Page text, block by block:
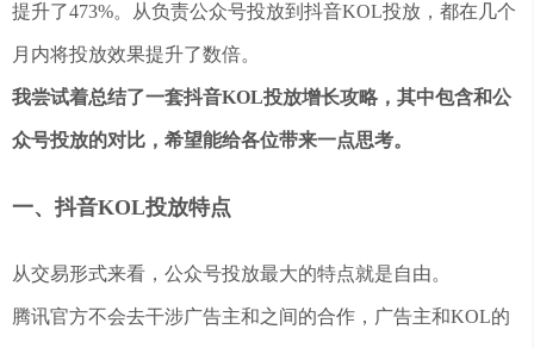
提升了473%。从负责公众号投放到抖音KOL投放，都在几个
月内将投放效果提升了数倍。
我尝试着总结了一套抖音KOL投放增长攻略，其中包含和公
众号投放的对比，希望能给各位带来一点思考。
一、抖音KOL投放特点
从交易形式来看，公众号投放最大的特点就是自由。
腾讯官方不会去干涉广告主和之间的合作，广告主和KOL的